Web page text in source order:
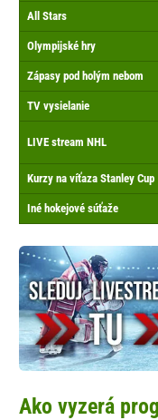
All Stars
Olympijské hry
Zápasy pod holým nebom
TV vysielanie
LIVE stream NHL
Kurzy na víťaza Stanley Cup
Iné hokejové súťaže
Ako vyzerá